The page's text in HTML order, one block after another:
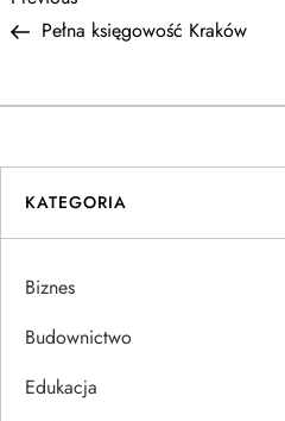
w
i
g
a
c
Post Pełna księgowość Kraków
KATEGORIA
Biznes
Budownictwo
Edukacja